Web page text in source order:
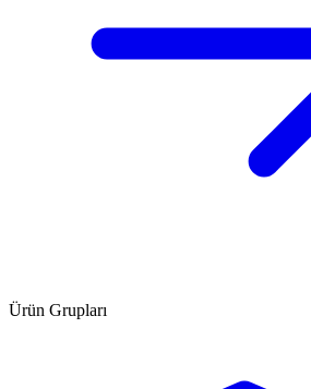
Ürün Grupları